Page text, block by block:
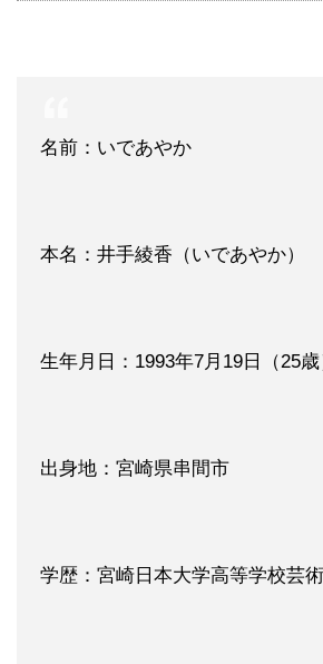
名前：いであやか
本名：井手綾香（いであやか）
生年月日：1993年7月19日（25歳
出身地：宮崎県串間市
学歴：宮崎日本大学高等学校芸